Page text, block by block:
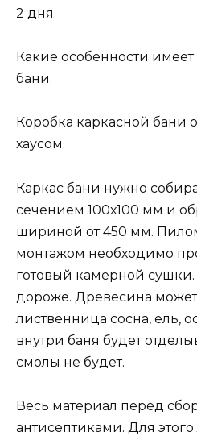
2 дня.
Какие особенности
бани.
Коробка каркасной бани
хаусом.
Каркас бани нужно
сечением 100х100 мм и
шириной от 450 мм.
монтажом необходимо
готовый камерной
дороже. Древесина
лиственница сосна, ель,
внутри баня будет
смолы не будет.
Весь материал перед
антисептиками. Для